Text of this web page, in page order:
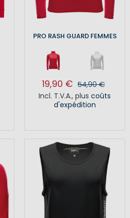
PRO RASH GUARD FEMMES
19,90 € 54,90 €
Incl. T.V.A., plus coûts
d'expédition